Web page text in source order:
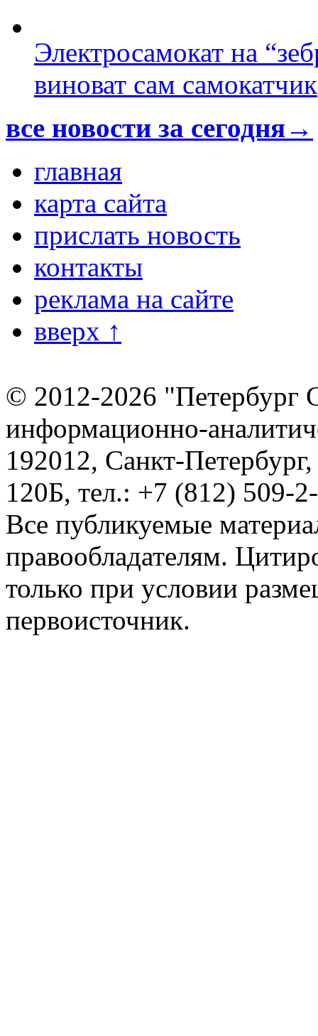
Электросамокат на
виноват сам самокатчик
все новости за сегодня→
главная
карта сайта
прислать новость
контакты
реклама на сайте
вверх ↑
© 2012-2026 "Петербург
информационно-
192012, Санкт-
120Б, тел.: +7 (812) 509-
Все публикуемые
правообладателям.
только при условии
первоисточник.